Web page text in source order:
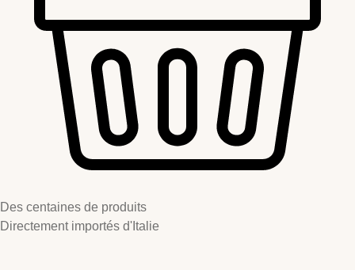
Des centaines de produits
Directement importés d'Italie